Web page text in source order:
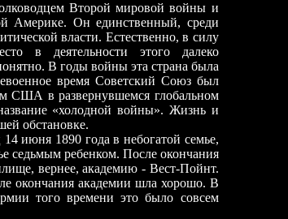
Второй мировой войны и
Америке. Он единственный, среди
власти. Естественно, в силу
в деятельности этого далеко
В годы войны эта страна была
время Советский Союз был
США в развернувшемся глобальном
«холодной войны». Жизнь и
обстановке.
1890 года в небогатой семье,
седьмым ребенком. После окончания
вернее, академию - Вест-Пойнт.
окончания академии шла хорошо. В
того времени это было совсем